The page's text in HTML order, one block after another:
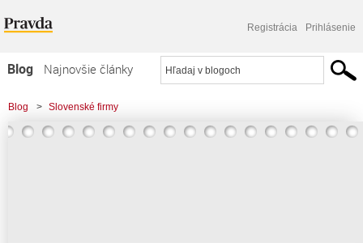
Registrácia Prihlásenie
Blog
Najnovšie články
Najčítanejšie články
Najkomentovanejšie články
Blog > Slovenské firmy
> Každý hovor pod kontrolou - objavte výhody hlasovej komunikácie